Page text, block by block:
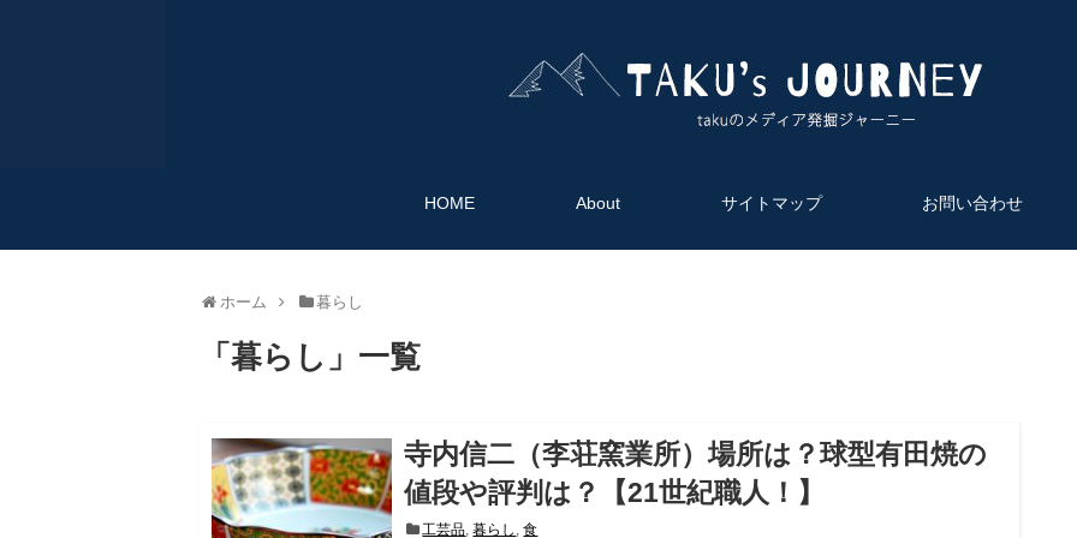
HOME About サイトマップ お問い合わせ
ホーム 暮らし
「 暮らし 」 一覧
寺内信二（李荘窯業所）場所は？球型有田焼の
値段や評判は？【21世紀職人！】
工芸品 ,暮らし ,食
HOME